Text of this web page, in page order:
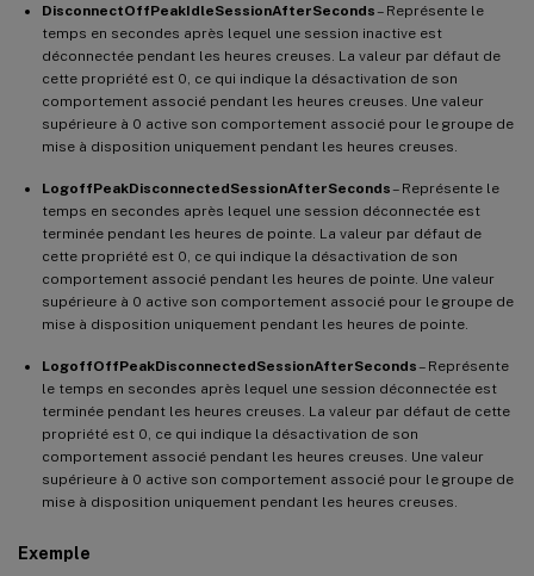
DisconnectOffPeakIdleSessionAfterSeconds– Représente le
temps en secondes après lequel une session inactive est
déconnectée pendant les heures creuses. La valeur par défaut de
cette propriété est 0, ce qui indique la désactivation de son
comportement associé pendant les heures creuses. Une valeur
supérieure à 0 active son comportement associé pour le groupe de
mise à disposition uniquement pendant les heures creuses.
LogoffPeakDisconnectedSessionAfterSeconds– Représente le
temps en secondes après lequel une session déconnectée est
terminée pendant les heures de pointe. La valeur par défaut de
cette propriété est 0, ce qui indique la désactivation de son
comportement associé pendant les heures de pointe. Une valeur
supérieure à 0 active son comportement associé pour le groupe de
mise à disposition uniquement pendant les heures de pointe.
LogoffOffPeakDisconnectedSessionAfterSeconds– Représente
le temps en secondes après lequel une session déconnectée est
terminée pendant les heures creuses. La valeur par défaut de cette
propriété est 0, ce qui indique la désactivation de son
comportement associé pendant les heures creuses. Une valeur
supérieure à 0 active son comportement associé pour le groupe de
mise à disposition uniquement pendant les heures creuses.
Exemple